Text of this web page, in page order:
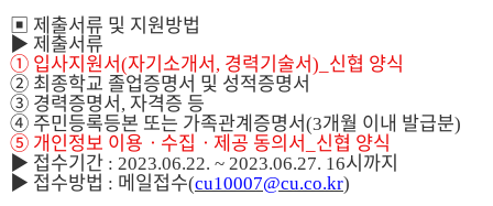
▣ 제출서류 및 지원방법
▶ 제출서류
①입사지원서(자기소개서, 경력기술서)_ 신협 양식
②최종학교 졸업증명서 및 성적증명서
③경력증명서, 자격증 등
④주민등록등본 또는 가족관계증명서(3개월 이내 발급분)
⑤개인정보 이용 ㆍ 수집ㆍ제공 동의서 신협 양식
▶ 접수기간 : 2023.06.22. ~ 2023.06.27. 16시까지
▶ 접수방법 : 메일접수(cu10007@cu.co.kr)